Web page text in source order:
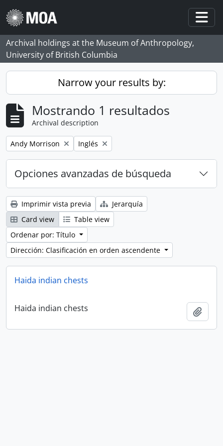
Skip to main content
Archival holdings at the Museum of Anthropology,
University of British Columbia
Narrow your results by:
Mostrando 1 resultados
Archival description
Remove filter:
Andy Morrison Remove filter:
Inglés
Opciones avanzadas de búsqueda
Imprimir vista previa
Jerarquía
Card view
Table view
Ordenar por: Título
Dirección: Clasificación en orden ascendente
Haida indian chests
Haida indian chests